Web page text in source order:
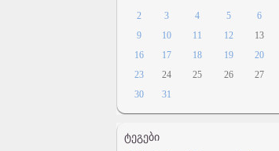
2 3 4 5
6
9
10 11 12
13
16
17 18 19
20
23
24 25 26
27
30
31
ᲢᲔᲒᲔᲑᲘ